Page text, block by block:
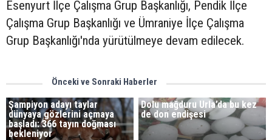
Esenyurt İlçe Çalışma Grup Başkanlığı, Pendik İlçe
Çalışma Grup Başkanlığı ve Ümraniye İlçe Çalışma
Grup Başkanlığı'nda yürütülmeye devam edilecek.
Önceki ve Sonraki Haberler
Şampiyon adayı taylar
dünyaya gözlerini açmaya
başladı: 366 tayın doğması
bekleniyor
Dolu mağduru Urla’da bu kez
de don endişesi